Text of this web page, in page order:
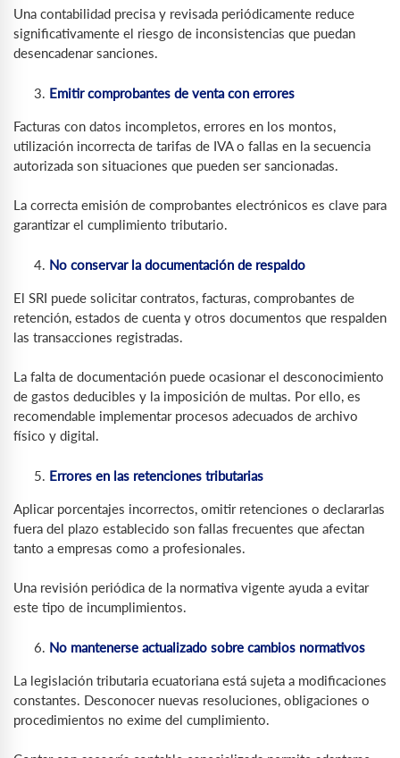
Una contabilidad precisa y revisada periódicamente reduce
significativamente el riesgo de inconsistencias que puedan
desencadenar sanciones.
Emitir comprobantes de venta con errores
Facturas con datos incompletos, errores en los montos,
utilización incorrecta de tarifas de IVA o fallas en la secuencia
autorizada son situaciones que pueden ser sancionadas.
La correcta emisión de comprobantes electrónicos es clave para
garantizar el cumplimiento tributario.
No conservar la documentación de respaldo
El SRI puede solicitar contratos, facturas, comprobantes de
retención, estados de cuenta y otros documentos que respalden
las transacciones registradas.
La falta de documentación puede ocasionar el desconocimiento
de gastos deducibles y la imposición de multas. Por ello, es
recomendable implementar procesos adecuados de archivo
físico y digital.
Errores en las retenciones tributarias
Aplicar porcentajes incorrectos, omitir retenciones o declararlas
fuera del plazo establecido son fallas frecuentes que afectan
tanto a empresas como a profesionales.
Una revisión periódica de la normativa vigente ayuda a evitar
este tipo de incumplimientos.
No mantenerse actualizado sobre cambios normativos
La legislación tributaria ecuatoriana está sujeta a modificaciones
constantes. Desconocer nuevas resoluciones, obligaciones o
procedimientos no exime del cumplimiento.